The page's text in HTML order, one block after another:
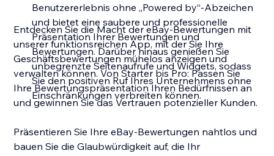
Benutzererlebnis ohne „Powered by“-Abzeichen
und bietet eine saubere und professionelle
Präsentation Ihrer Bewertungen und
Bewertungen. Darüber hinaus genießen Sie
unbegrenzte Seitenaufrufe und Widgets, sodass
Sie den positiven Ruf Ihres Unternehmens ohne
Einschränkungen verbreiten können.
Entdecken Sie die Macht der eBay-Bewertungen mit
unserer funktionsreichen App, mit der Sie Ihre
Geschäftsbewertungen mühelos anzeigen und
verwalten können. Von Starter bis Pro: Passen Sie
Ihre Bewertungspräsentation Ihren Bedürfnissen an
und gewinnen Sie das Vertrauen potenzieller Kunden.
Präsentieren Sie Ihre eBay-Bewertungen nahtlos und
bauen Sie die Glaubwürdigkeit auf, die Ihr